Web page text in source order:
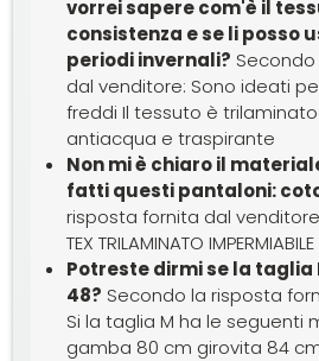
vorrei sapere com'è il
consistenza e se li posso
periodi invernali?
dal venditore: Sono ideati
freddi Il tessuto è
antiacqua e traspirante
Non mi è chiaro il
fatti questi pantaloni:
risposta fornita dal venditore:
TEX TRILAMINATO
Potreste dirmi se la taglia
48? Secondo la risposta
Si la taglia M ha le seguenti
gamba 80 cm girovita 84